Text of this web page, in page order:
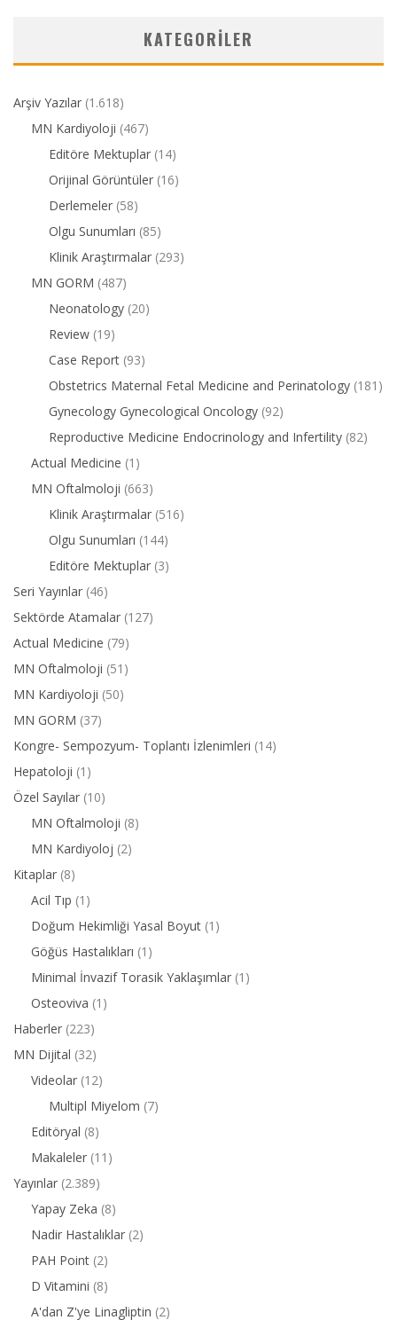
KATEGORILER
Arşiv Yazılar (1.618)
MN Kardiyoloji (467)
Editöre Mektuplar (14)
Orijinal Görüntüler (16)
Derlemeler (58)
Olgu Sunumları (85)
Klinik Araştırmalar (293)
MN GORM (487)
Neonatology (20)
Review (19)
Case Report (93)
Obstetrics Maternal Fetal Medicine and Perinatology (181)
Gynecology Gynecological Oncology (92)
Reproductive Medicine Endocrinology and Infertility (82)
Actual Medicine (1)
MN Oftalmoloji (663)
Klinik Araştırmalar (516)
Olgu Sunumları (144)
Editöre Mektuplar (3)
Seri Yayınlar (46)
Sektörde Atamalar (127)
Actual Medicine (79)
MN Oftalmoloji (51)
MN Kardiyoloji (50)
MN GORM (37)
Kongre- Sempozyum- Toplantı İzlenimleri (14)
Hepatoloji (1)
Özel Sayılar (10)
MN Oftalmoloji (8)
MN Kardiyoloj (2)
Kitaplar (8)
Acil Tıp (1)
Doğum Hekimliği Yasal Boyut (1)
Göğüs Hastalıkları (1)
Minimal İnvazif Torasik Yaklaşımlar (1)
Osteoviva (1)
Haberler (223)
MN Dijital (32)
Videolar (12)
Multipl Miyelom (7)
Editöryal (8)
Makaleler (11)
Yayınlar (2.389)
Yapay Zeka (8)
Nadir Hastalıklar (2)
PAH Point (2)
D Vitamini (8)
A'dan Z'ye Linagliptin (2)